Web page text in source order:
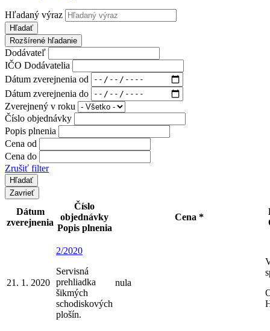
Hľadaný výraz
Hľadať
Rozšírené hľadanie
Dodávateľ
IČO Dodávatelia
Dátum zverejnenia od
Dátum zverejnenia do
Zverejnený v roku
Číslo objednávky
Popis plnenia
Cena od
Cena do
Zrušiť filter
Zavrieť
Dátum
zverejnenia
Číslo
objednávky
Popis plnenia
Cena *
21. 1. 2020
2/2020
Servisná
prehliadka
šikmých
schodiskových
plošín.
nula